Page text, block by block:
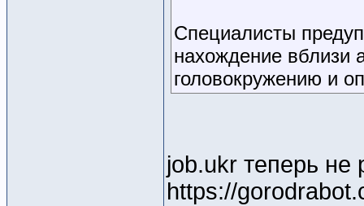
Специалисты
нахождение вблизи
головокружению и
job.ukr теперь не
https://